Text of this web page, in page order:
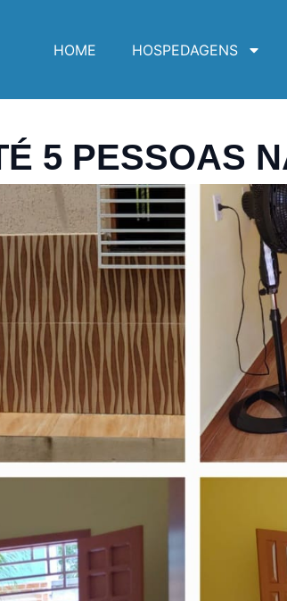
HOME HOSPEDAGENS
5 PESSOAS